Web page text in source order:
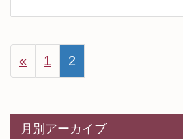
« 1 2
月別アーカイブ